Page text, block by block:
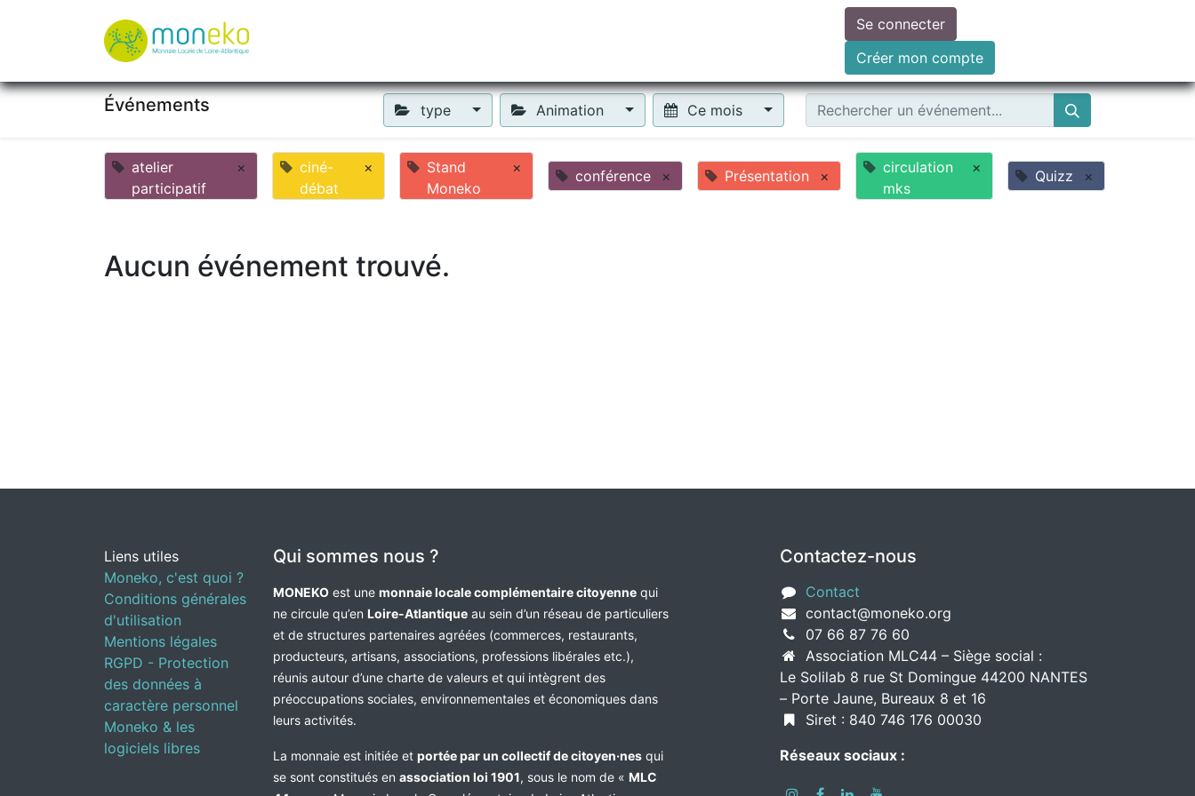
Faire un don
Se connecter
Créer mon compte
Événements type Animation Ce mois
atelier
participatif
×
ciné-
débat
×
Stand
Moneko
× conférence × Présentation ×
circulation
mks
× Quizz ×
Aucun événement trouvé.
Liens utiles
Moneko, c'est quoi ?
Conditions générales
d'utilisation
Mentions légales
RGPD - Protection
des données à
caractère personnel
Moneko & les
logiciels libres
Qui sommes nous ?
MONEKO est une monnaie locale complémentaire citoyenne qui
ne circule qu’en Loire-Atlantique au sein d’un réseau de particuliers
et de structures partenaires agréées (commerces, restaurants,
producteurs, artisans, associations, professions libérales etc.),
réunis autour d’une charte de valeurs et qui intègrent des
préoccupations sociales, environnementales et économiques dans
leurs activités.
La monnaie est initiée et portée par un collectif de citoyen·nes qui
se sont constitués en association loi 1901, sous le nom de « MLC
Contactez-nous
Contact
contact@moneko.org
07 66 87 76 60
Association MLC44 – Siège social :
Le Solilab 8 rue St Domingue 44200 NANTES
– Porte Jaune, Bureaux 8 et 16
Siret : 840 746 176 00030
Réseaux sociaux :